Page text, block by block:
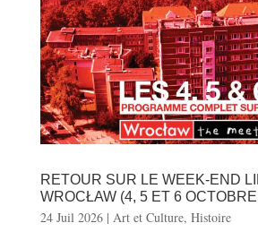
RETOUR SUR LE WEEK-END
WROCŁAW (4, 5 ET 6
24 Juil 2026| Art et Culture, Histoire